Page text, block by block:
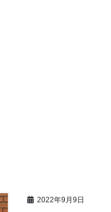
2022年9月9日